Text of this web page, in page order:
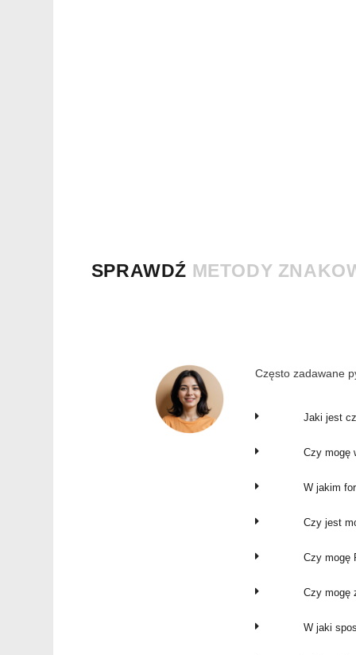
SPRAWDŹ METODY
Często zadawane
Jaki jest
Czy mogę
W jakim
Czy jest
Czy mogę
Czy mogę
W jaki